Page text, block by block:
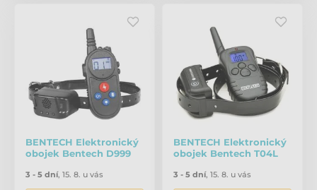
BENTECH Elektronický
obojek Bentech D999
3 - 5 dní, 15. 8. u vás
BENTECH Elektronický
obojek Bentech T04L
3 - 5 dní, 15. 8. u vás